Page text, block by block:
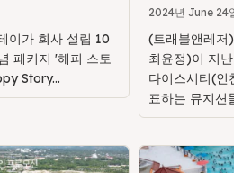
이가 회사 설립 10
패키지 '해피 스토
Story...
2024년 June 24
(트래블앤레저
최윤정)이 지
다이스시티(인
표하는 뮤지션